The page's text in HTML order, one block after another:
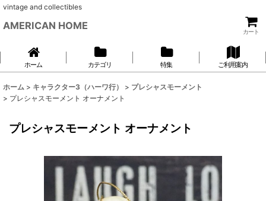
vintage and collectibles
AMERICAN HOME
カート
ホーム カテゴリ 特集 ご利用案内
ホーム > キャラクター3（ハーワ行） > プレシャスモーメント
> プレシャスモーメント オーナメント
プレシャスモーメント オーナメント